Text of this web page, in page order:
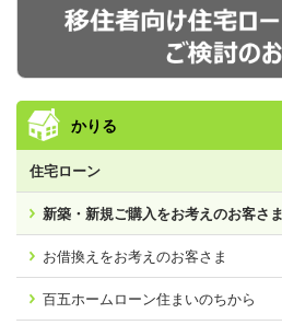
かりる
住宅ローン
新築・新規ご購入をお考えのお客さま
お借換えをお考えのお客さま
百五ホームローン住まいのちから